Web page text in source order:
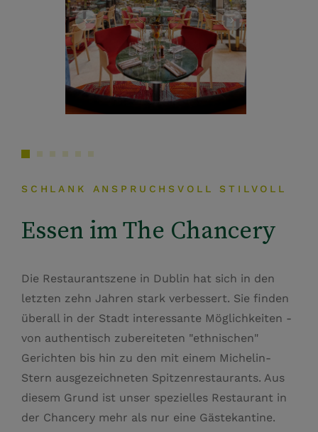
SCHLANK ANSPRUCHSVOLL STILVOLL
Essen im The Chancery
Die Restaurantszene in Dublin hat sich in den
letzten zehn Jahren stark verbessert. Sie finden
überall in der Stadt interessante Möglichkeiten -
von authentisch zubereiteten "ethnischen"
Gerichten bis hin zu den mit einem Michelin-
Stern ausgezeichneten Spitzenrestaurants. Aus
diesem Grund ist unser spezielles Restaurant in
der Chancery mehr als nur eine Gästekantine.